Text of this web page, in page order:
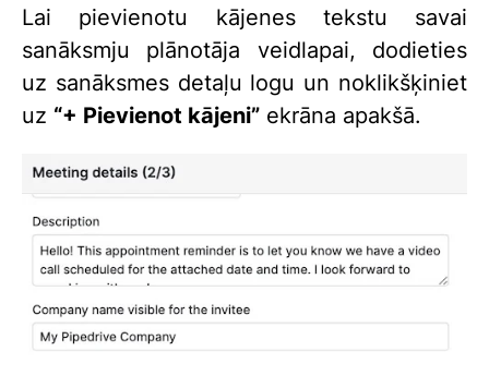
Lai pievienotu kājenes tekstu savai
sanāksmju plānotāja veidlapai, dodieties
uz sanāksmes detaļu logu un noklikšķiniet
uz “+ Pievienot kājeni” ekrāna apakšā.